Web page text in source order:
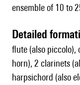
ensemble of 10 to
detailed
flute (also piccolo),
horn), 2 clarinets
harpsichord (also